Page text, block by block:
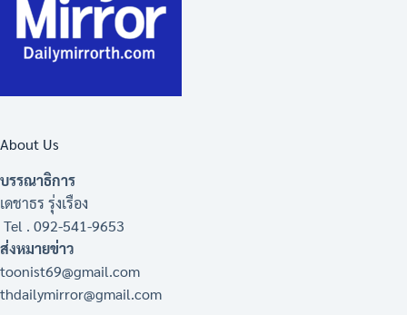
About Us
บรรณาธิการ
เดชาธร รุ่งเรือง
Tel . 092-541-9653
ส่งหมายข่าว
toonist69@gmail.com
thdailymirror@gmail.com